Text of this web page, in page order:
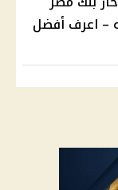
بدخل شهري 7400 جنيه – اعرف أفضل